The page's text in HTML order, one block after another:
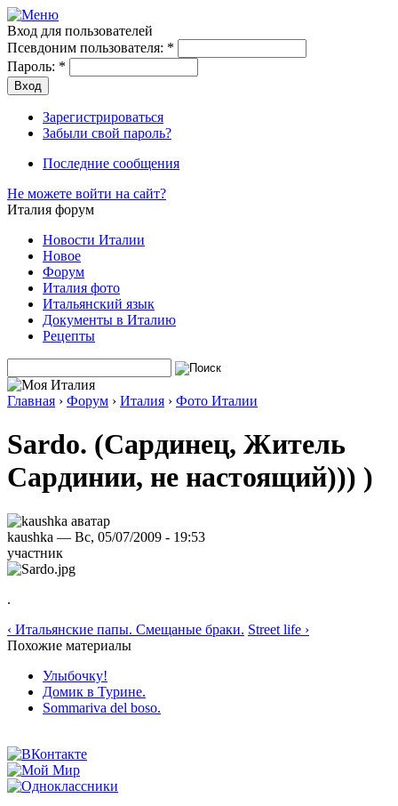
Вход для пользователей
Псевдоним пользователя: *
Пароль: *
Зарегистрироваться
Забыли свой пароль?
Последние сообщения
Не можете войти на сайт?
Италия форум
Новости Италии
Новое
Форум
Италия фото
Итальянский язык
Документы в Италию
Рецепты
Главная › Форум › Италия › Фото Италии
Sardo. (Сардинец, Житель
Сардинии, не настоящий))) )
kaushka — Вс, 05/07/2009 - 19:53
участник
.
‹ Итальянские папы. Смещаные браки. Street life ›
Похожие материалы
Улыбочку!
Домик в Турине.
Sommariva del boso.